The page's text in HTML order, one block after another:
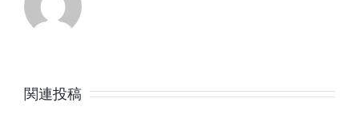
関連投稿 月
月